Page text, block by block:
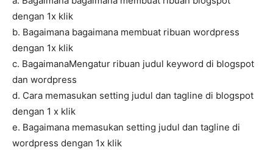
dengan 1x klik
b. Bagaimana bagaimana membuat ribuan wordpress
dengan 1x klik
c. BagaimanaMengatur ribuan judul keyword di blogspot
dan wordpress
d. Cara memasukan setting judul dan tagline di blogspot
dengan 1 x klik
e. Bagaimana memasukan setting judul dan tagline di
wordpress dengan 1x klik